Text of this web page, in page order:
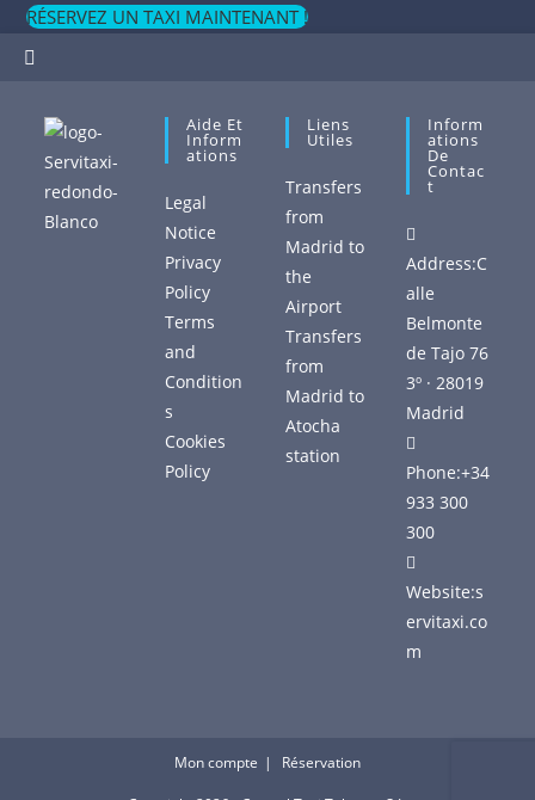
RÉSERVEZ UN TAXI MAINTENANT !
Aide Et
Inform
Ations
Legal
Notice
Privacy
Policy
Terms
and
Condition
s
Cookies
Policy
Liens
Utiles
Transfers
from
Madrid to
the
Airport
Transfers
from
Madrid to
Atocha
station
Inform
Ations
De
Contac
T
Address:C
alle
Belmonte
de Tajo 76
3º · 28019
Madrid
Phone:+34
933 300
300
Website:s
ervitaxi.co
m
Mon compte Réservation